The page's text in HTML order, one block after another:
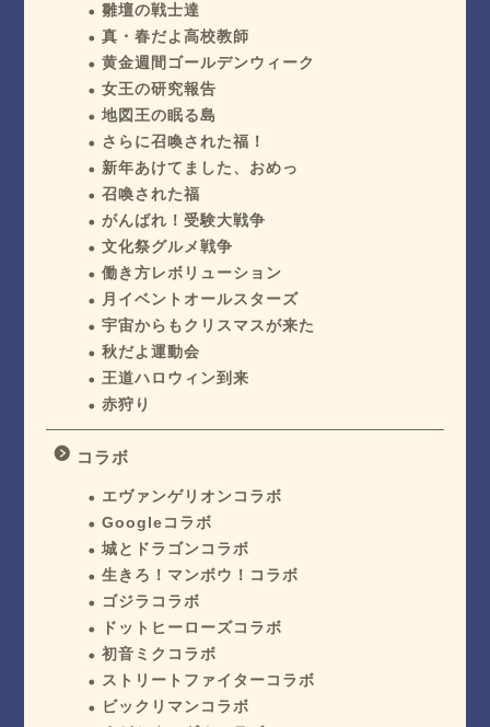
雛壇の戦士達
真・春だよ高校教師
黄金週間ゴールデンウィーク
女王の研究報告
地図王の眠る島
さらに召喚された福！
新年あけてました、おめっ
召喚された福
がんばれ！受験大戦争
文化祭グルメ戦争
働き方レボリューション
月イベントオールスターズ
宇宙からもクリスマスが来た
秋だよ運動会
王道ハロウィン到来
赤狩り
コラボ
エヴァンゲリオンコラボ
Googleコラボ
城とドラゴンコラボ
生きろ！マンボウ！コラボ
ゴジラコラボ
ドットヒーローズコラボ
初音ミクコラボ
ストリートファイターコラボ
ビックリマンコラボ